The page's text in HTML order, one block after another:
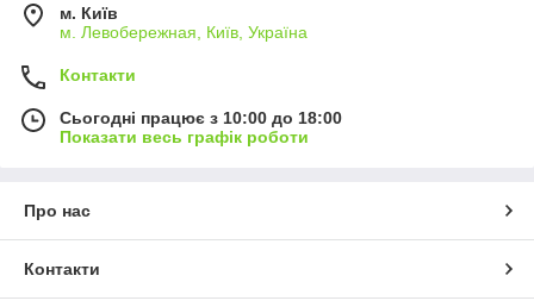
м. Київ
м. Левобережная, Київ, Україна
Контакти
Сьогодні працює з 10:00 до 18:00
Показати весь графік роботи
Про нас
Контакти